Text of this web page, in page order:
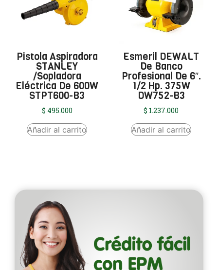
Pistola Aspiradora
STANLEY
/Sopladora
Eléctrica De 600W
STPT600-B3
$ 495.000
Añadir al carrito
Esmeril DEWALT
De Banco
Profesional De 6″.
1/2 Hp. 375W
DW752-B3
$ 1.237.000
Añadir al carrito